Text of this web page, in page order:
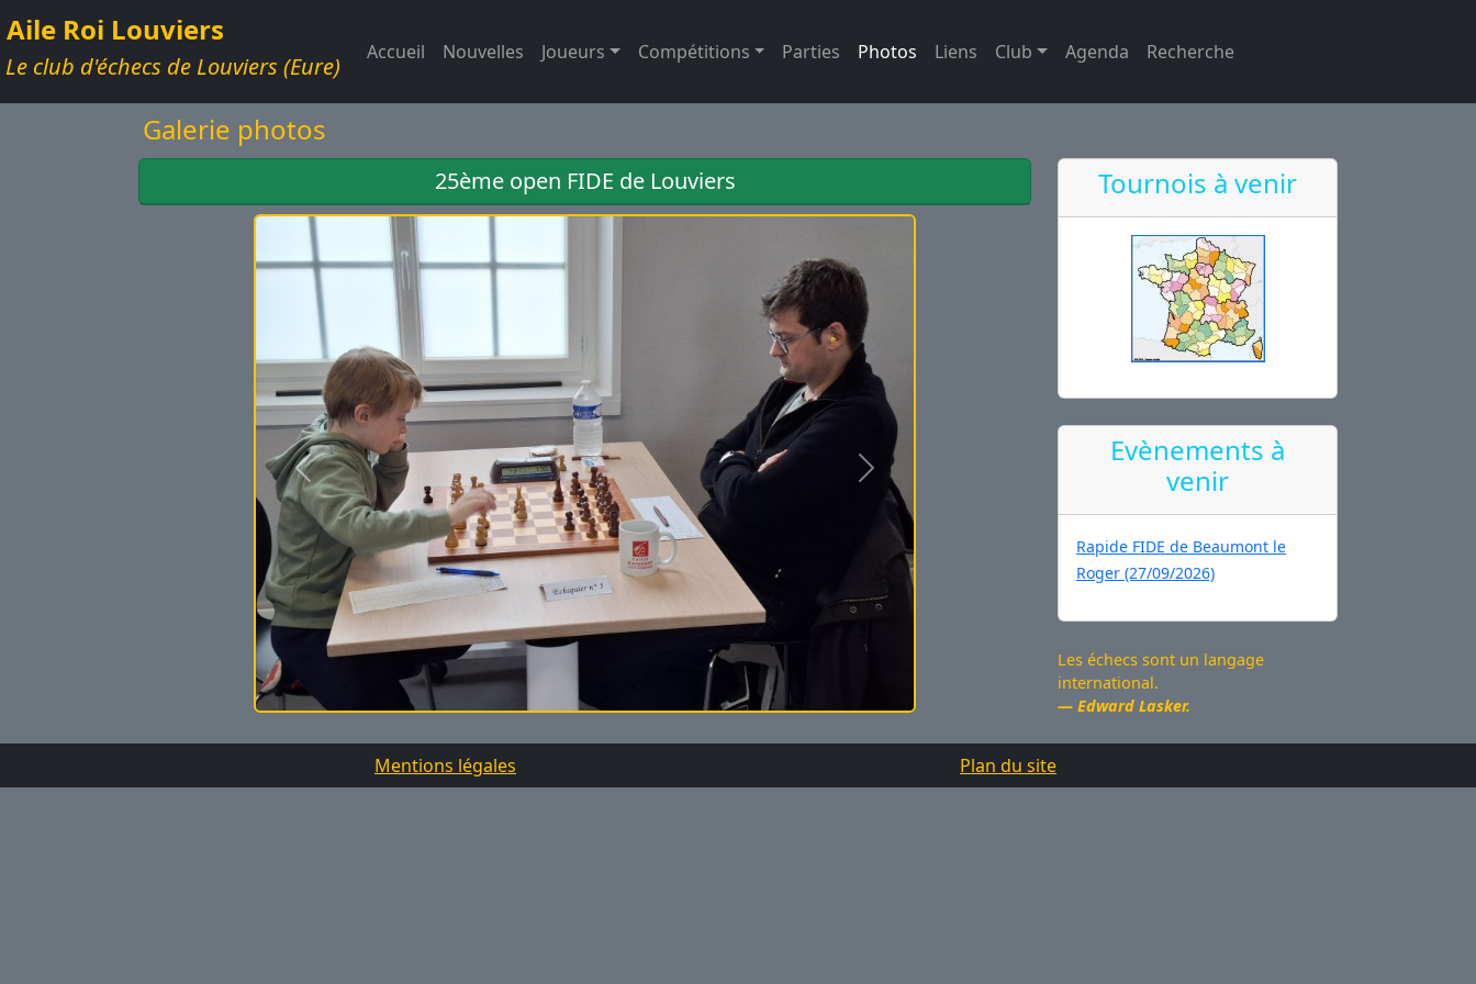
Aile Roi Louviers
Le club d'échecs de Louviers (Eure) Accueil Nouvelles Joueurs Compétitions Parties Photos Liens Club Agenda Recherche
Galerie photos
25ème open FIDE de Louviers
Précédent Suivant
Tournois à venir
Evènements à
venir
Rapide FIDE de Beaumont le
Roger (27/09/2026)
Les échecs sont un langage
international.
Edward Lasker.
Mentions légales Plan du site